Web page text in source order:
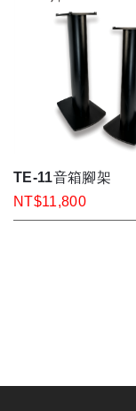
TE-11音箱腳架
NT$11,800